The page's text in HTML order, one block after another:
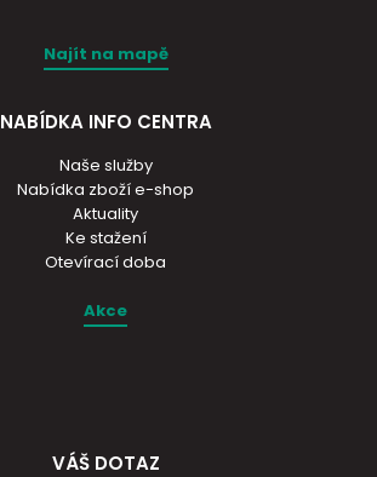
Najít na mapě
NABÍDKA INFO CENTRA
Naše služby
Nabídka zboží e-shop
Aktuality
Ke stažení
Otevírací doba
Akce
VÁŠ DOTAZ